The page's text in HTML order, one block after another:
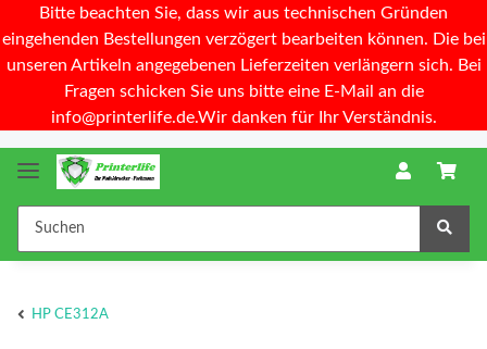
Bitte beachten Sie, dass wir aus technischen Gründen
eingehenden Bestellungen verzögert bearbeiten können. Die bei
unseren Artikeln angegebenen Lieferzeiten verlängern sich. Bei
Fragen schicken Sie uns bitte eine E-Mail an die
info@printerlife.de.Wir danken für Ihr Verständnis.
HP CE312A